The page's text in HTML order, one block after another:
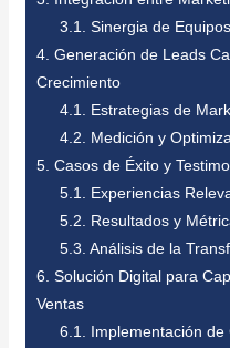
3.1.
Sinergia de
4. Generación de Leads
Crecimiento
4.1.
Estrategias de
4.2.
Medición y
5. Casos de Éxito y
5.1.
Experiencias
5.2.
Resultados y
5.3. Análisis de la
6. Solución Digital para
Ventas
6.1.
Implementación de